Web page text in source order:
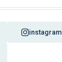
instagram